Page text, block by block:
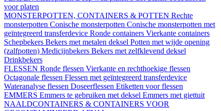
voor platen
MONSTERPOTTEN, CONTAINERS & POTTEN Rechte
monsterpotten Conische monsterpotten Conische monsterpotten met
geïntegreerd transferdevice Ronde containers Vierkante containers
Schepbekers Bekers met metalen deksel Potten met wijde opening
(zalfpotten) Medicijnbekers Bekers met zelfklevend deksel
Drinkbekers
FLESSEN Ronde flessen Vierkante en rechthoekige flessen
Octagonale flessen Flessen met geïntegreerd transferdevice
Wateranalyse flessen Doseerflessen Etiketten voor flessen
EMMERS Emmers te gebruiken met deksel Emmers met giettuit
NAALDCONTAINERS & CONTAINERS VOOR